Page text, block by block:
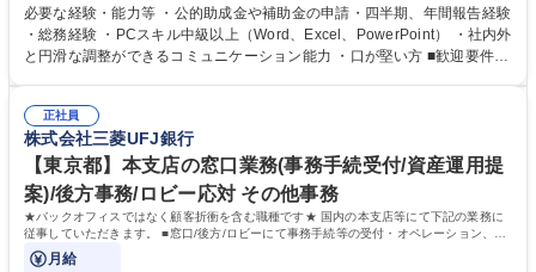
ジションとして活躍いただくことを期待しています。 【総務・人事グルー
プの業務内容】 ・人事制度関連 ・採用活動 ・教育研修の企画、実行 ・勤
怠管理 ・官公庁への各種提出 ・法定の会議運営（評議員会、理事会） ・
管理 ・福利厚生関連 ・職員からの問合せ、相談対応 ・その他日常の総務
業務全般 募集職種 【東京／文京区】公益財団法人の総務人事業務／年間
休日125日
必要な経験・能力等 ・公的助成金や補助金の申請・四半期、年間報告経験
・総務経験 ・PCスキル中級以上（Word、Excel、PowerPoint） ・社内外
と円滑な調整ができるコミュニケーション能力 ・口が堅い方 ■歓迎要件
正社員
株式会社三菱UFJ銀行
【東京都】本支店の窓口業務(事務手続受付/資産運用提
案)/後方事務/ロビー応対 その他事務
★バックオフィスではなく顧客折衝を含む職種です★ 国内の本支店等にて下記の業務に
従事していただきます。 ■窓口/後方/ロビーにて事務手続等の受付・オペレーション、お
客様対応
月給